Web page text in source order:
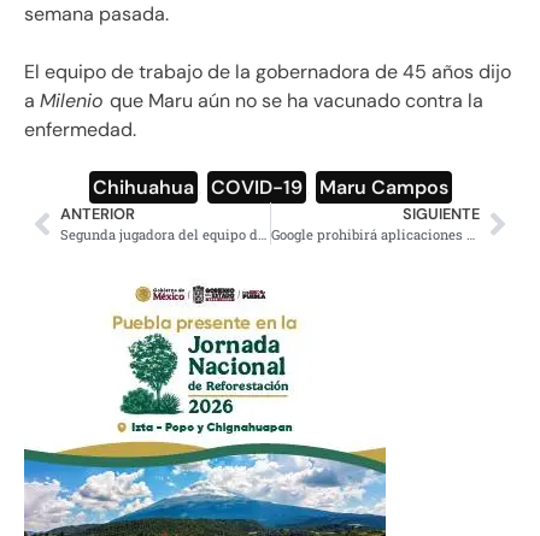
semana pasada.
El equipo de trabajo de la gobernadora de 45 años dijo
a Milenio que Maru aún no se ha vacunado contra la
enfermedad.
Chihuahua COVID-19 Maru Campos
ANTERIOR
Segunda jugadora del equipo de Sóftbol mexicano renuncia por amenazas
SIGUIENTE
Google prohibirá aplicaciones que promueven a los “sugar daddy”